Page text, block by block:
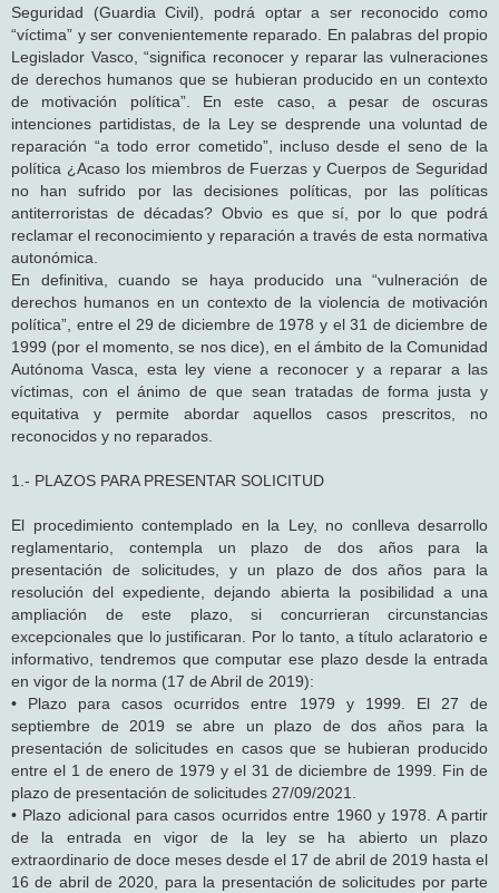
Seguridad (Guardia Civil), podrá optar a ser reconocido como
“víctima” y ser convenientemente reparado. En palabras del propio
Legislador Vasco, “significa reconocer y reparar las vulneraciones
de derechos humanos que se hubieran producido en un contexto
de motivación política”. En este caso, a pesar de oscuras
intenciones partidistas, de la Ley se desprende una voluntad de
reparación “a todo error cometido”, incluso desde el seno de la
política ¿Acaso los miembros de Fuerzas y Cuerpos de Seguridad
no han sufrido por las decisiones políticas, por las políticas
antiterroristas de décadas? Obvio es que sí, por lo que podrá
reclamar el reconocimiento y reparación a través de esta normativa
autonómica.
En definitiva, cuando se haya producido una “vulneración de
derechos humanos en un contexto de la violencia de motivación
política”, entre el 29 de diciembre de 1978 y el 31 de diciembre de
1999 (por el momento, se nos dice), en el ámbito de la Comunidad
Autónoma Vasca, esta ley viene a reconocer y a reparar a las
víctimas, con el ánimo de que sean tratadas de forma justa y
equitativa y permite abordar aquellos casos prescritos, no
reconocidos y no reparados.
1.- PLAZOS PARA PRESENTAR SOLICITUD
El procedimiento contemplado en la Ley, no conlleva desarrollo
reglamentario, contempla un plazo de dos años para la
presentación de solicitudes, y un plazo de dos años para la
resolución del expediente, dejando abierta la posibilidad a una
ampliación de este plazo, si concurrieran circunstancias
excepcionales que lo justificaran. Por lo tanto, a título aclaratorio e
informativo, tendremos que computar ese plazo desde la entrada
en vigor de la norma (17 de Abril de 2019):
• Plazo para casos ocurridos entre 1979 y 1999. El 27 de
septiembre de 2019 se abre un plazo de dos años para la
presentación de solicitudes en casos que se hubieran producido
entre el 1 de enero de 1979 y el 31 de diciembre de 1999. Fin de
plazo de presentación de solicitudes 27/09/2021.
• Plazo adicional para casos ocurridos entre 1960 y 1978. A partir
de la entrada en vigor de la ley se ha abierto un plazo
extraordinario de doce meses desde el 17 de abril de 2019 hasta el
16 de abril de 2020, para la presentación de solicitudes por parte